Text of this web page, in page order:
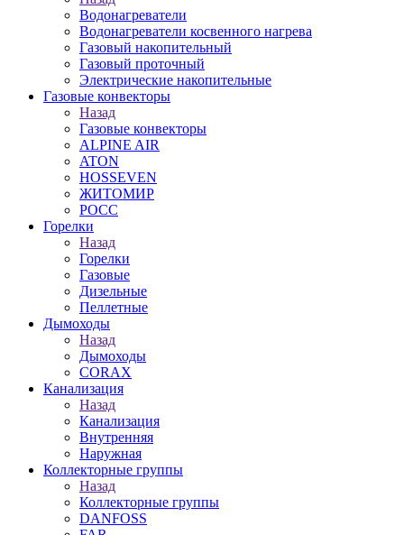
Водонагреватели
Водонагреватели косвенного нагрева
Газовый накопительный
Газовый проточный
Электрические накопительные
Газовые конвекторы
Назад
Газовые конвекторы
ALPINE AIR
ATON
HOSSEVEN
ЖИТОМИР
РОСС
Горелки
Назад
Горелки
Газовые
Дизельные
Пеллетные
Дымоходы
Назад
Дымоходы
CORAX
Канализация
Назад
Канализация
Внутренняя
Наружная
Коллекторные группы
Назад
Коллекторные группы
DANFOSS